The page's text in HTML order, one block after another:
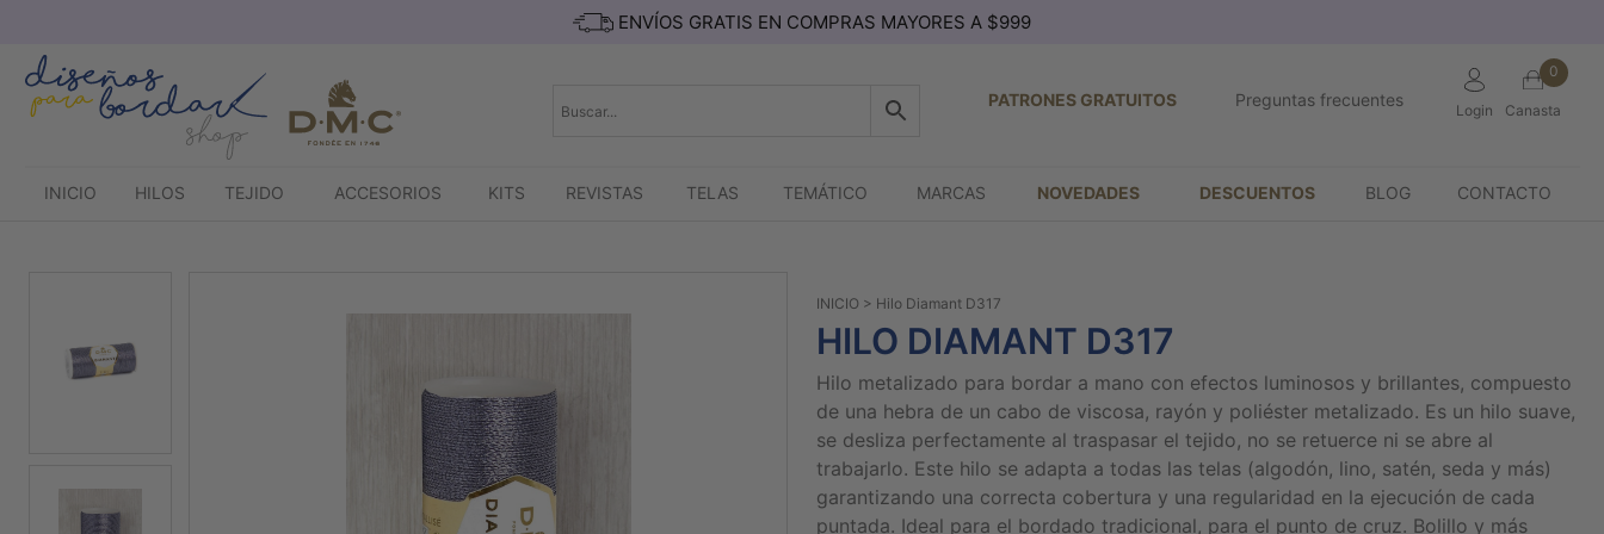
contenido
ENVÍOS GRATIS EN COMPRAS MAYORES A $999
PATRONES GRATUITOS Preguntas frecuentes
Login
0
Canasta
INICIO HILOS TEJIDO ACCESORIOS KITS REVISTAS TELAS TEMÁTICO MARCAS NOVEDADES DESCUENTOS BLOG CONTACTO
INICIO > Hilo Diamant D317
HILO DIAMANT D317
Hilo metalizado para bordar a mano con efectos luminosos y brillantes, compuesto
de una hebra de un cabo de viscosa, rayón y poliéster metalizado. Es un hilo suave,
se desliza perfectamente al traspasar el tejido, no se retuerce ni se abre al
trabajarlo. Este hilo se adapta a todas las telas (algodón, lino, satén, seda y más)
garantizando una correcta cobertura y una regularidad en la ejecución de cada
puntada. Ideal para el bordado tradicional, para el punto de cruz. Bolillo y más